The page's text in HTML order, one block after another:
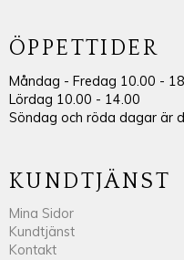
ÖPPETTIDER
Måndag - Fredag 10.00 -
Lördag 10.00 - 14.00
Söndag och röda dagar är
KUNDTJÄNST
Mina Sidor
Kundtjänst
Kontakt